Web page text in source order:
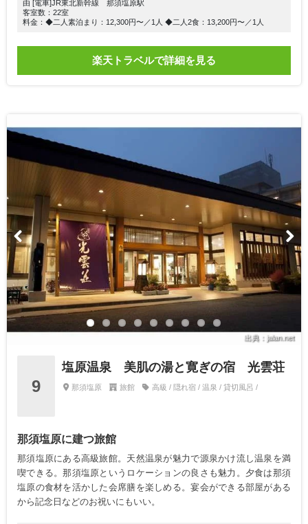
由 [電車]JR東北新幹線 那須塩原駅
客室数：22室
料金：◆二人素泊まり：12,300円〜／1人 ◆二人2食：13,200円〜／1人
楽天トラベルで詳細を見る
出典：jalan.net
9
塩原温泉 美肌の湯と寛ぎの宿 光雲荘
那須塩原 旅館 高級 / 隠れ宿 / 温泉 / 貸切風呂 /
那須塩原に建つ旅館
那須塩原にある高級旅館。天然温泉が魅力で源泉かけ流し温泉を満
喫できる。那須塩原というロケーションの良さも魅力。夕食は那須
塩原の食材を活かした会席膳を楽しめる。宴会ができる部屋がある
から記念日などのお祝いにもいい。